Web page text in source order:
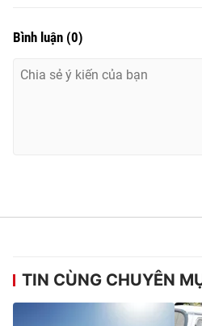
Bình luận (0)
TIN CÙNG CHUYÊN